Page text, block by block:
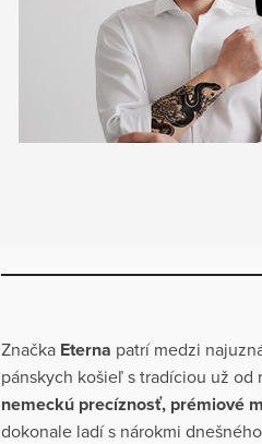
Značka Eterna patrí medzi
pánskych košieľ s tradíciou už od
nemeckú precíznosť, prémiové
dokonale ladí s nárokmi